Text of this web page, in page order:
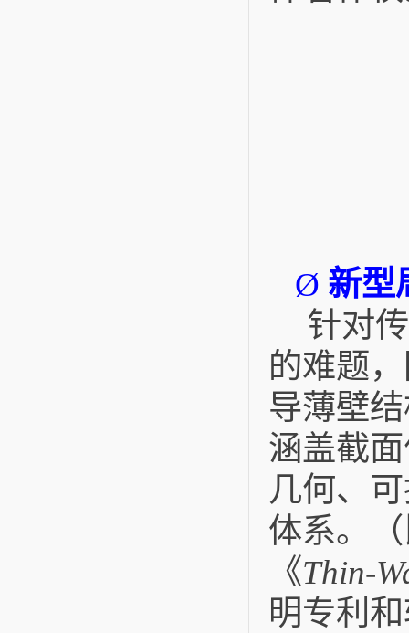
Ø 新型
针对
的难题
导薄壁
涵盖截
几何、
体系。
《Thin-
明专利